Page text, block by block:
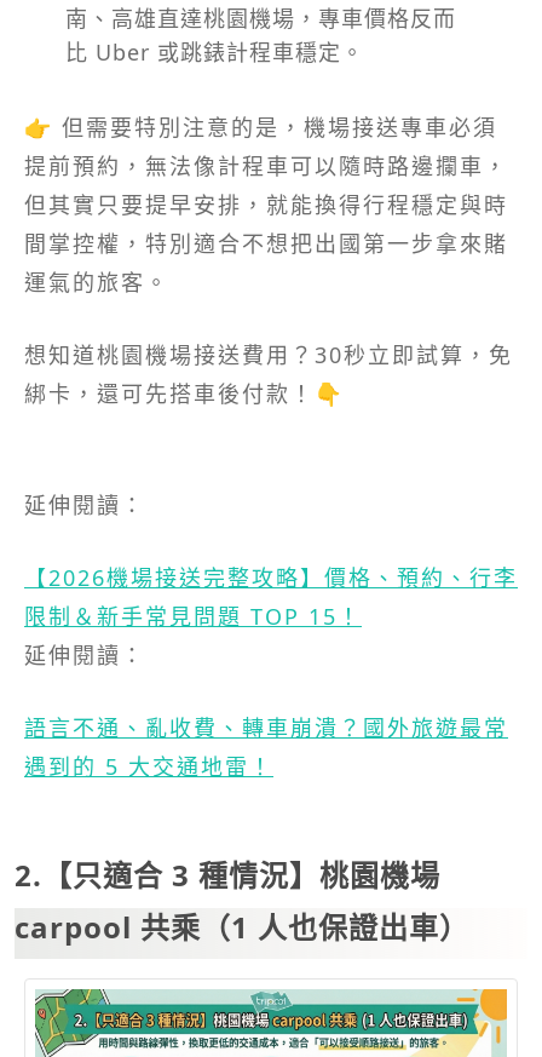
南、高雄直達桃園機場，專車價格反而
比 Uber 或跳錶計程車穩定。
👉 但需要特別注意的是，機場接送專車必須
提前預約，無法像計程車可以隨時路邊攔車，
但其實只要提早安排，就能換得行程穩定與時
間掌控權，特別適合不想把出國第一步拿來賭
運氣的旅客。
想知道桃園機場接送費用？30秒立即試算，免
綁卡，還可先搭車後付款！👇
延伸閱讀：
【2026機場接送完整攻略】價格、預約、行李
限制＆新手常見問題 TOP 15！
延伸閱讀：
語言不通、亂收費、轉車崩潰？國外旅遊最常
遇到的 5 大交通地雷！
2.【只適合 3 種情況】桃園機場
carpool 共乘（1 人也保證出車）